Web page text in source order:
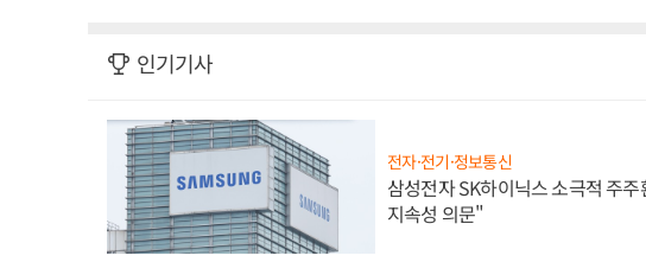
인기기사
전자·전기·정보통신
삼성전자 SK하이닉스 소극적 주
지속성 의문"